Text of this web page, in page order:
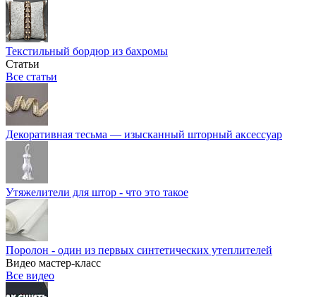
Текстильный бордюр из бахромы
Статьи
Все статьи
Декоративная тесьма — изысканный шторный аксессуар
Утяжелители для штор - что это такое
Поролон - один из первых синтетических утеплителей
Видео мастер-класс
Все видео